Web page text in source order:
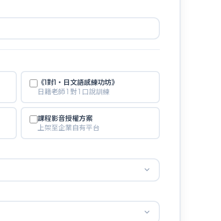
《1對1・日文語感練功坊》
日籍老師 1 對 1 口說訓練
課程影音授權方案
上架至企業自有平台